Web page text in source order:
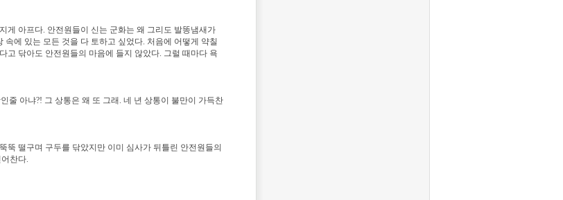
게 아프다. 안전원들이 신는 군화는 왜 그리도 발똥냄새가
에 있는 모든 것을 다 토하고 싶었다. 처음에 어떻게 약칠
고 닦아도 안전원들의 마음에 들지 않았다. 그럴 때마다 욕
줄 아냐?! 그 상통은 왜 또 그래. 네 년 상통이 불만이 가득찬
뚝 떨구며 구두를 닦았지만 이미 심사가 뒤틀린 안전원들의
찬다.